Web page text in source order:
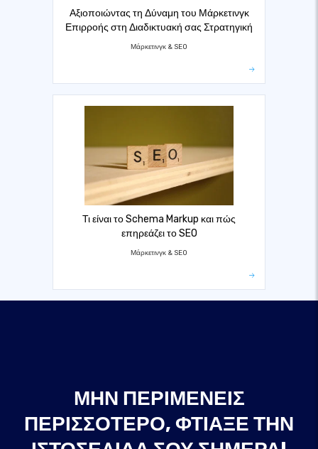
Αξιοποιώντας τη Δύναμη του Μάρκετινγκ
Επιρροής στη Διαδικτυακή σας Στρατηγική
Μάρκετινγκ & SEO
Τι είναι το Schema Markup και πώς
επηρεάζει το SEO
Μάρκετινγκ & SEO
ΜΗΝ ΠΕΡΙΜΈΝΕΙΣ
ΠΕΡΙΣΣΌΤΕΡΟ, ΦΤΙΆΞΕ ΤΗΝ